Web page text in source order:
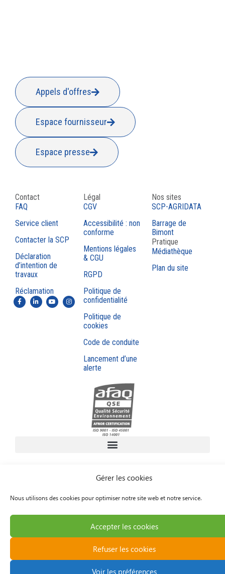
Gérer les cookies
Nous utilisons des cookies pour optimiser notre site web et notre service.
Accepter les cookies
Refuser les cookies
Voir les préférences
Appels d'offres
Espace fournisseur
Espace presse
Contact
FAQ
Service client
Contacter la SCP
Déclaration
d’intention de
travaux
Réclamation
Légal
CGV
Accessibilité : non
conforme
Mentions légales
& CGU
RGPD
Politique de
confidentialité
Politique de
cookies
Code de conduite
Lancement d’une
alerte
Nos sites
SCP-AGRIDATA
Barrage de
Bimont
Pratique
Médiathèque
Plan du site